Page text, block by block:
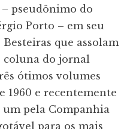
pseudônimo do
Porto – em seu
que assolam
coluna do jornal
ótimos volumes
1960 e recentemente
um pela Companhia
para os mais